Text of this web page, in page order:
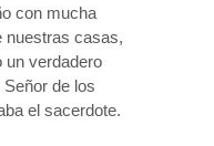
con mucha
nuestras casas,
un verdadero
de los
el sacerdote.